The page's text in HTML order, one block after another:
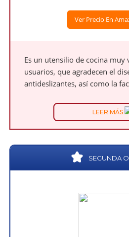
Ver Precio En
Es un utensilio de cocina
usuarios, que agradecen el
antideslizantes, así como la
LEER MÁS
SEGUNDA